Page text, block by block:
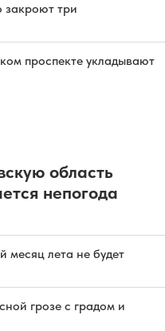
закроют три
проспекте укладывают
область
непогода
месяц лета не будет
грозе с градом и